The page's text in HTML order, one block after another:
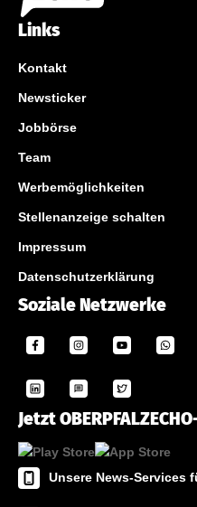
Links
Kontakt
Newsticker
Jobbörse
Team
Werbemöglichkeiten
Stellenanzeige schalten
Impressum
Datenschutzerklärung
Soziale Netzwerke
Jetzt
Unsere News-Services